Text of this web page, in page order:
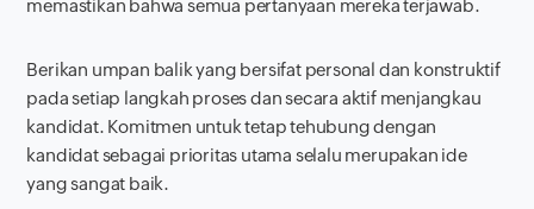
memastikan bahwa semua pertanyaan mereka terjawab.
Berikan umpan balik yang bersifat personal dan konstruktif
pada setiap langkah proses dan secara aktif menjangkau
kandidat. Komitmen untuk tetap tehubung dengan
kandidat sebagai prioritas utama selalu merupakan ide
yang sangat baik.